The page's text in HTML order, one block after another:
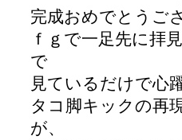
完成おめでとうご
ｆｇで一足先に拝
で
見ているだけで心
タコ脚キックの再
が、